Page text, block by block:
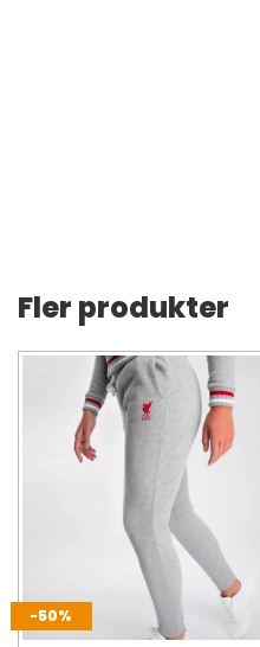
Fler produkter
-50%